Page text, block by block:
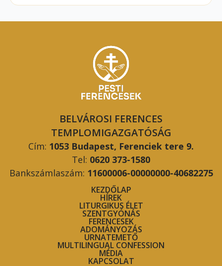
BELVÁROSI FERENCES
TEMPLOMIGAZGATÓSÁG
Cím: 1053 Budapest, Ferenciek tere 9.
Tel: 0620 373-1580
Bankszámlaszám: 11600006-00000000-40682275
KEZDŐLAP
HÍREK
LITURGIKUS ÉLET
SZENTGYÓNÁS
FERENCESEK
ADOMÁNYOZÁS
URNATEMETŐ
MULTILINGUAL CONFESSION
MÉDIA
KAPCSOLAT